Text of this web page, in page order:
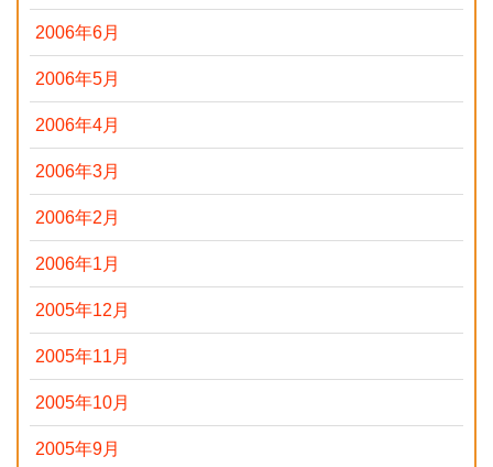
2006年6月
2006年5月
2006年4月
2006年3月
2006年2月
2006年1月
2005年12月
2005年11月
2005年10月
2005年9月